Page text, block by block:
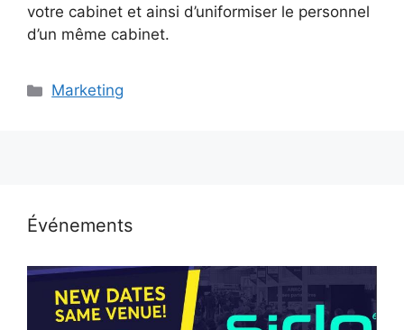
votre cabinet et ainsi d’uniformiser le personnel
d’un même cabinet.
Catégories
Marketing
Événements